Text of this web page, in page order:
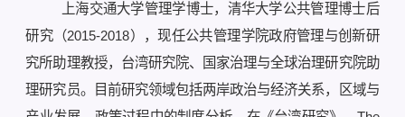
上海交通大学管理学博士，清华大学公共管理博士后
研究（2015-2018），现任公共管理学院政府管理与创新研
究所助理教授，台湾研究院、国家治理与全球治理研究院助
理研究员。目前研究领域包括两岸政治与经济关系，区域与